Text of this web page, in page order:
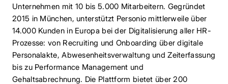
Unternehmen mit 10 bis 5.000 Mitarbeitern. Gegründet
2015 in München, unterstützt Personio mittlerweile über
14.000 Kunden in Europa bei der Digitalisierung aller HR-
Prozesse: von Recruiting und Onboarding über digitale
Personalakte, Abwesenheitsverwaltung und Zeiterfassung
bis zu Performance Management und
Gehaltsabrechnung. Die Plattform bietet über 200